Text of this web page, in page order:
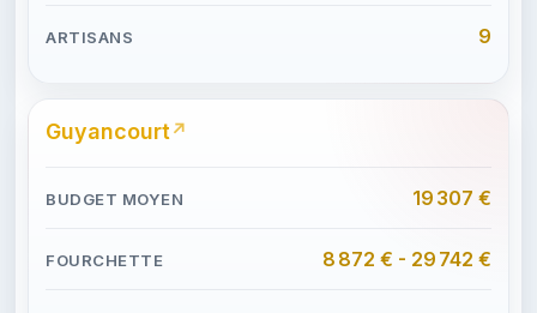
9
Guyancourt
19 307 €
8 872 € - 29 742 €